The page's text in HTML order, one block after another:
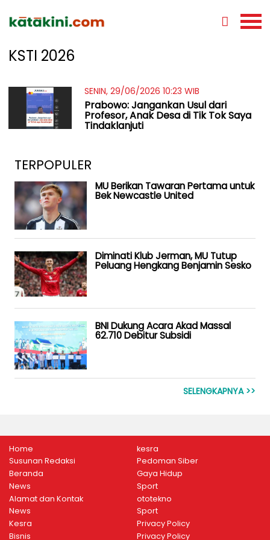
KSTI 2026
SENIN, 29/06/2026 10:23 WIB
Prabowo: Jangankan Usul dari
Profesor, Anak Desa di Tik Tok Saya
Tindaklanjuti
TERPOPULER
MU Berikan Tawaran Pertama untuk
Bek Newcastle United
Diminati Klub Jerman, MU Tutup
Peluang Hengkang Benjamin Sesko
BNI Dukung Acara Akad Massal
62.710 Debitur Subsidi
SELENGKAPNYA >>
Home
Susunan Redaksi
Beranda
News
Alamat dan Kontak
News
Kesra
Bisnis
kesra
Pedoman Siber
Gaya Hidup
Sport
ototekno
Sport
Privacy Policy
Privacy Policy